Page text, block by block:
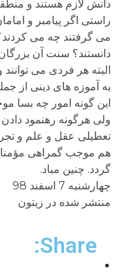
دانش لازم هستند و
راستی اگر پیامبر و
می گرفتند چه می
دانستند؟ سنت آن
البته هر فردی می
به آموزه های دینی از
این گونه امور چه
ولی هرگونه رهنمود
تعطیلی عقل و علم و
هم موجب گمراهی
گردد. چنین مباد.
چهارشنبه 7 اسفند 98
منتشر شده در زیتون
Share: